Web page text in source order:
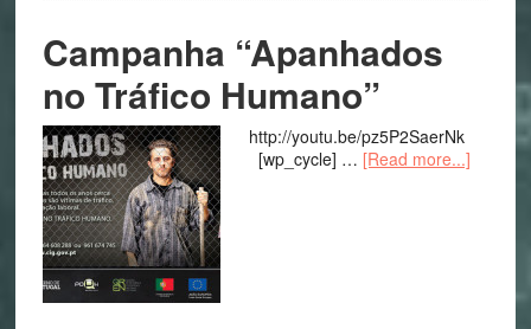
Campanha “Apanhados
no Tráfico Humano”
http://youtu.be/pz5P2SaerNk
[wp_cycle] … [Read more...]